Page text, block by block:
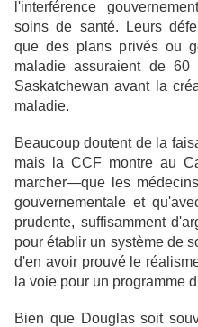
l'interférence
soins de santé. Leurs
que des plans privés ou
maladie assuraient de
Saskatchewan avant la
maladie.
Beaucoup doutent de la
mais la CCF montre au
marcher—que les
gouvernementale et
prudente, suffisamment
pour établir un système de
d'en avoir prouvé le
la voie pour un programme
Bien que Douglas soit